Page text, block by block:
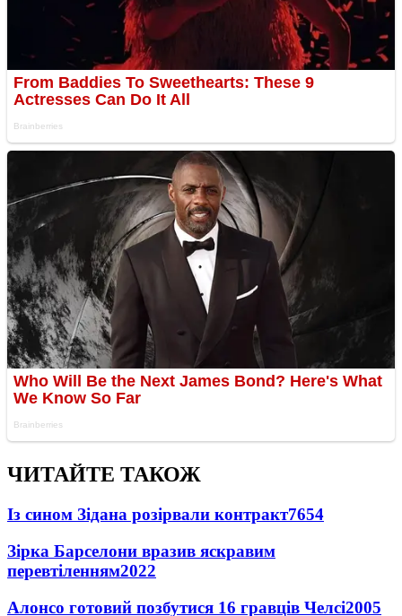
ЧИТАЙТЕ ТАКОЖ
Із сином Зідана розірвали контракт7654
Зірка Барселони вразив яскравим
перевтіленням2022
Алонсо готовий позбутися 16 гравців Челсі2005